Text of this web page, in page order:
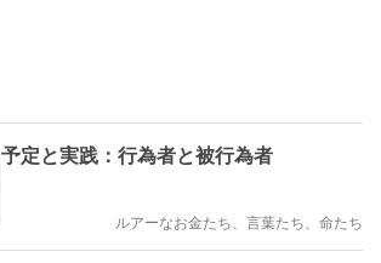
予定と実践：行為者と被行為者
ルアーなお金たち、言葉たち、命たち